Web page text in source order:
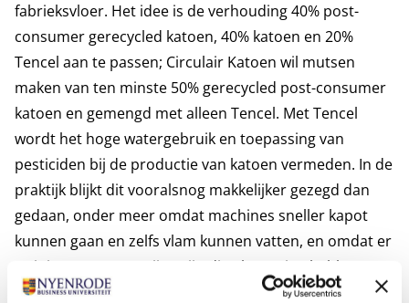
fabrieksvloer. Het idee is de verhouding 40% post-
consumer gerecycled katoen, 40% katoen en 20%
Tencel aan te passen; Circulair Katoen wil mutsen
maken van ten minste 50% gerecycled post-consumer
katoen en gemengd met alleen Tencel. Met Tencel
wordt het hoge watergebruik en toepassing van
pesticiden bij de productie van katoen vermeden. In de
praktijk blijkt dit vooralsnog makkelijker gezegd dan
gedaan, onder meer omdat machines sneller kapot
kunnen gaan en zelfs vlam kunnen vatten, en omdat er
weinig tot geen partijen zijn die al ervaring hebben met
dit innovatieve productieproces. Maar Circulair Katoen